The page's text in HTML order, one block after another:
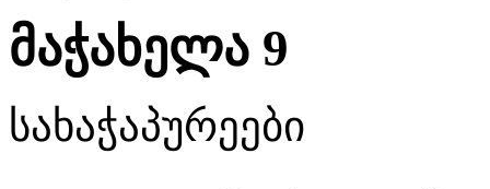
მაჭახელა 9
სახაჭაპურეები